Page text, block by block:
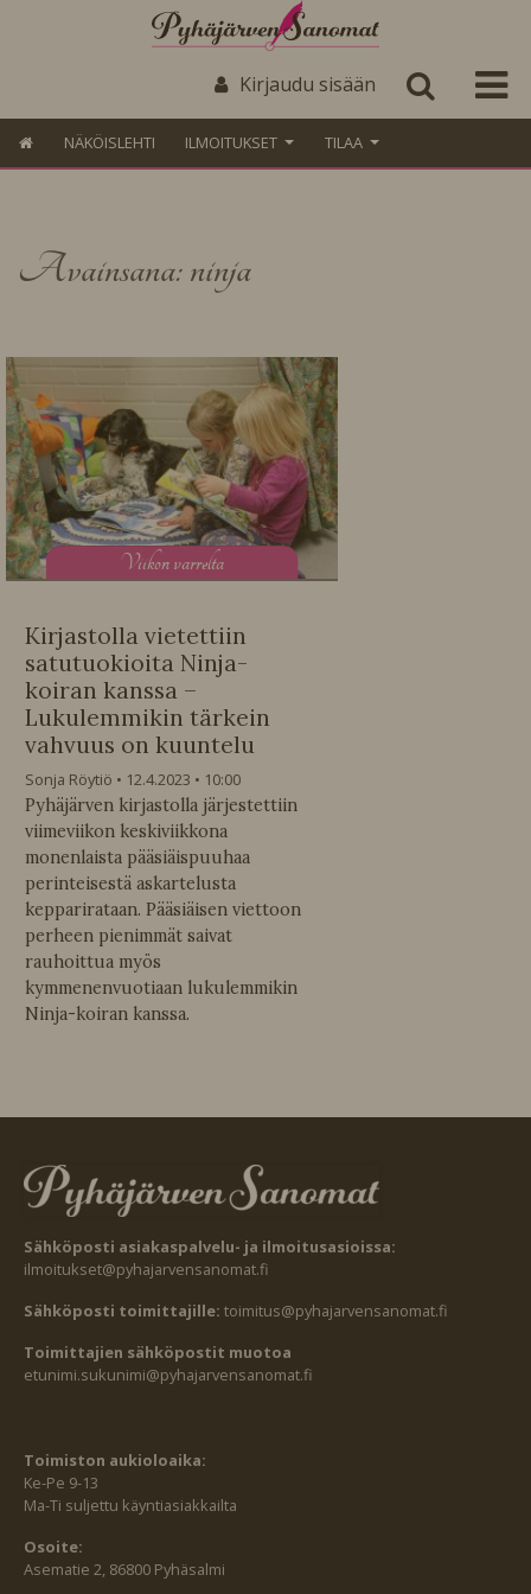
Kirjaudu sisään
NÄKÖISLEHTI ILMOITUKSET TILAA
Avainsana: ninja
Viikon varrelta
Kirjastolla vietettiin
satutuokioita Ninja-
koiran kanssa –
Lukulemmikin tärkein
vahvuus on kuuntelu
Sonja Röytiö 12.4.2023
10:00
Pyhäjärven kirjastolla järjestettiin
viimeviikon keskiviikkona
monenlaista pääsiäispuuhaa
perinteisestä askartelusta
kepparirataan. Pääsiäisen viettoon
perheen pienimmät saivat
rauhoittua myös
kymmenenvuotiaan lukulemmikin
Ninja-koiran kanssa.
Sähköposti asiakaspalvelu- ja ilmoitusasioissa:
ilmoitukset@pyhajarvensanomat.fi
Sähköposti toimittajille: toimitus@pyhajarvensanomat.fi
Toimittajien sähköpostit muotoa
etunimi.sukunimi@pyhajarvensanomat.fi
Toimiston aukioloaika:
Ke-Pe 9-13
Ma-Ti suljettu käyntiasiakkailta
Osoite:
Asematie 2, 86800 Pyhäsalmi